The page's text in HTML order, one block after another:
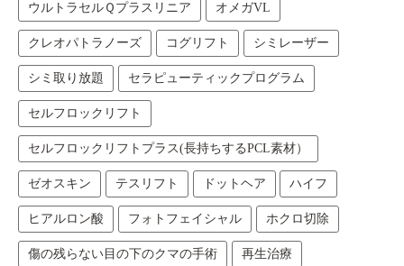
ウルトラセルＱプラスリニア オメガVL
クレオパトラノーズ コグリフト シミレーザー
シミ取り放題 セラピューティックプログラム
セルフロックリフト
セルフロックリフトプラス(長持ちするPCL素材）
ゼオスキン テスリフト ドットヘア ハイフ
ヒアルロン酸 フォトフェイシャル ホクロ切除
傷の残らない目の下のクマの手術 再生治療